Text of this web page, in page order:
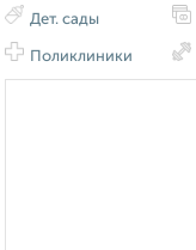
Дет. сады
Поликлиники